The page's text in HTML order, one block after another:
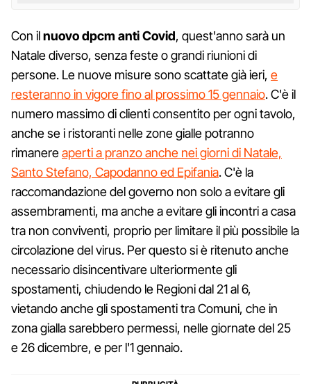
Con ilnuovo dpcm anti Covid, quest'anno sarà un
Natale diverso, senza feste o grandi riunioni di
persone. Le nuove misure sono scattate già ieri, e
resteranno in vigore fino al prossimo 15 gennaio. C'è il
numero massimo di clienti consentito per ogni tavolo,
anche se i ristoranti nelle zone gialle potranno
rimanereaperti a pranzo anche nei giorni di Natale,
Santo Stefano, Capodanno ed Epifania. C'è la
raccomandazione del governo non solo a evitare gli
assembramenti, ma anche a evitare gli incontri a casa
tra non conviventi, proprio per limitare il più possibile la
circolazione del virus. Per questo si è ritenuto anche
necessario disincentivare ulteriormente gli
spostamenti, chiudendo le Regioni dal 21 al 6,
vietando anche gli spostamenti tra Comuni, che in
zona gialla sarebbero permessi, nelle giornate del 25
e 26 dicembre, e per l'1 gennaio.